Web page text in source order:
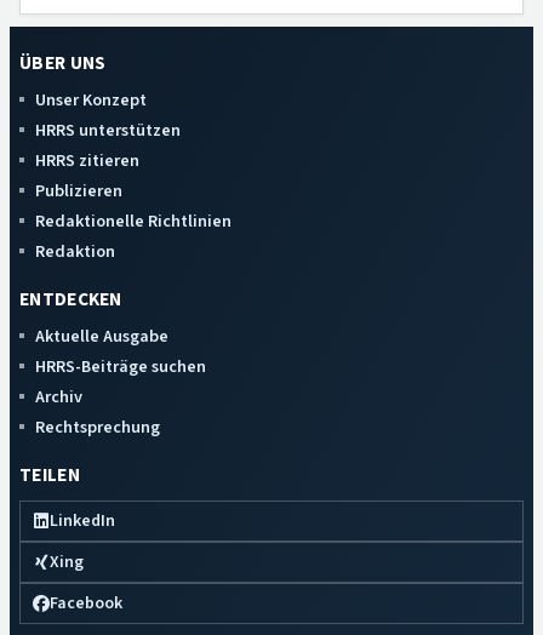
ÜBER UNS
Unser Konzept
HRRS unterstützen
HRRS zitieren
Publizieren
Redaktionelle Richtlinien
Redaktion
ENTDECKEN
Aktuelle Ausgabe
HRRS-Beiträge suchen
Archiv
Rechtsprechung
TEILEN
LinkedIn
Xing
Facebook